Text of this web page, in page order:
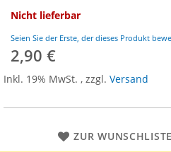
springen
Nicht lieferbar
Seien Sie der Erste, der dieses Produkt
2,90 €
Inkl. 19% MwSt. , zzgl. Versand
ZUR